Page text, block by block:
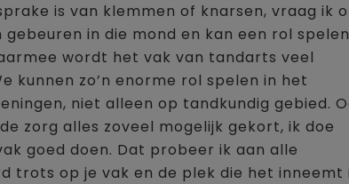
is van klemmen of knarsen, vraag ik
in die mond en kan een rol
wordt het vak van tandarts veel
kunnen zo’n enorme rol spelen in het
niet alleen op tandkundig gebied.
zorg alles zoveel mogelijk gekort, ik doe
goed doen. Dat probeer ik aan alle
trots op je vak en de plek die het inneemt